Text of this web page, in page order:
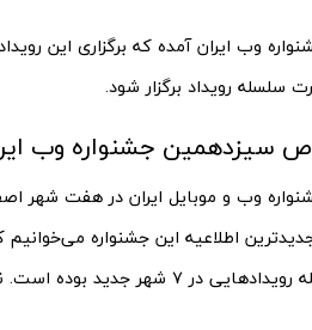
وب ایران آمده که برگزاری این
سلسله رویداد برگزار شود.
سیزدهمین جشنواره وب
وب و موبایل ایران در هفت شهر
اطلاعیه این جشنواره می‌خوانیم
سیزدهیم جشنواره وب ایران سلسله